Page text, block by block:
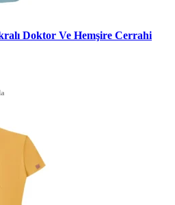
Doktor Ve Hemşire Cerrahi